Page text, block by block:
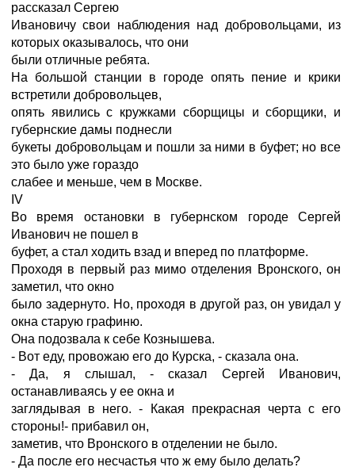
рассказал Сергею
Ивановичу свои наблюдения над добровольцами, из
которых оказывалось, что они
были отличные ребята.
На большой станции в городе опять пение и крики
встретили добровольцев,
опять явились с кружками сборщицы и сборщики, и
губернские дамы поднесли
букеты добровольцам и пошли за ними в буфет; но все
это было уже гораздо
слабее и меньше, чем в Москве.
IV
Во время остановки в губернском городе Сергей
Иванович не пошел в
буфет, а стал ходить взад и вперед по платформе.
Проходя в первый раз мимо отделения Вронского, он
заметил, что окно
было задернуто. Но, проходя в другой раз, он увидал у
окна старую графиню.
Она подозвала к себе Кознышева.
- Вот еду, провожаю его до Курска, - сказала она.
- Да, я слышал, - сказал Сергей Иванович,
останавливаясь у ее окна и
заглядывая в него. - Какая прекрасная черта с его
стороны!- прибавил он,
заметив, что Вронского в отделении не было.
- Да после его несчастья что ж ему было делать?